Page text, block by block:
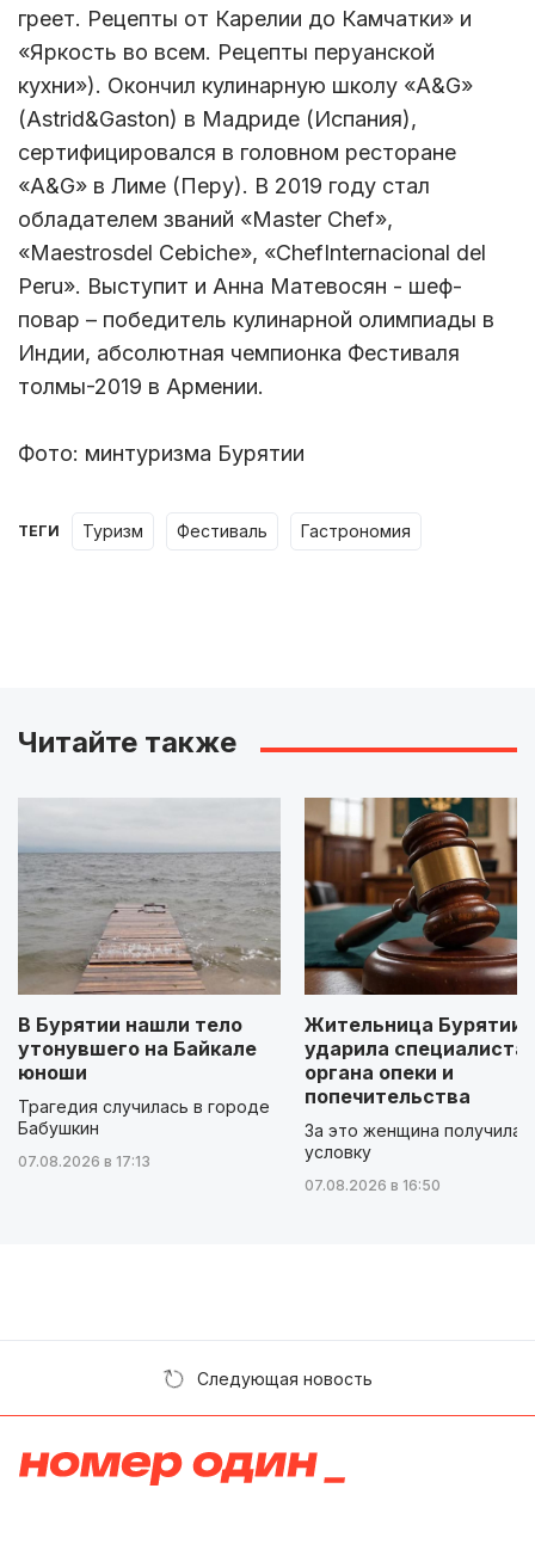
греет. Рецепты от Карелии до Камчатки» и
«Яркость во всем. Рецепты перуанской
кухни»). Окончил кулинарную школу «A&G»
(Astrid&Gaston) в Мадриде (Испания),
сертифицировался в головном ресторане
«A&G» в Лиме (Перу). В 2019 году стал
обладателем званий «Master Chef»,
«Maestrosdel Cebiche», «ChefInternacional del
Peru». Выступит и Анна Матевосян - шеф-
повар – победитель кулинарной олимпиады в
Индии, абсолютная чемпионка Фестиваля
толмы-2019 в Армении.
Фото: минтуризма Бурятии
ТЕГИ туризм фестиваль гастрономия
Читайте также
В Бурятии нашли тело
утонувшего на Байкале
юноши
Трагедия случилась в городе
Бабушкин
07.08.2026 в 17:13
Жительница Бурятии
ударила специалиста
органа опеки и
попечительства
За это женщина получила
условку
07.08.2026 в 16:50
Следующая новость